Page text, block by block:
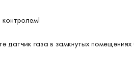
датчик газа в замкнутых